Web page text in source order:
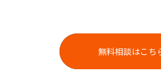
無料相談はこち